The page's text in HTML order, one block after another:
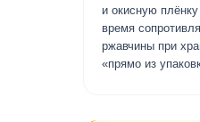
и окисную
время
ржавчины при
«прямо из